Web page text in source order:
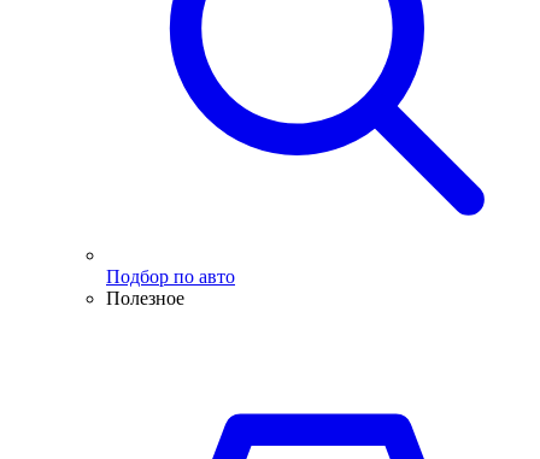
Подбор по авто
Полезное